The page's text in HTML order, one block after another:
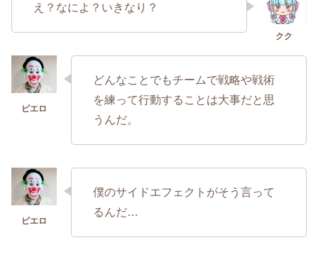
え？なによ？いきなり？
どんなことでもチームで戦略や戦術
を練って行動することは大事だと思
うんだ。
僕のサイドエフェクトがそう言って
るんだ…